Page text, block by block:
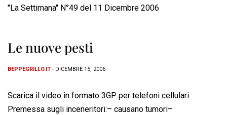
"La Settimana" N°49 del 11 Dicembre 2006
Le nuove pesti
BEPPEGRILLO.IT - DICEMBRE 15, 2006
Scarica il video in formato 3GP per telefoni cellulari
Premessa sugli inceneritori:– causano tumori–